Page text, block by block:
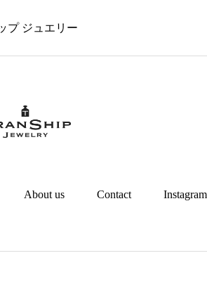
プ ジュエリー
About us Contact Instagram